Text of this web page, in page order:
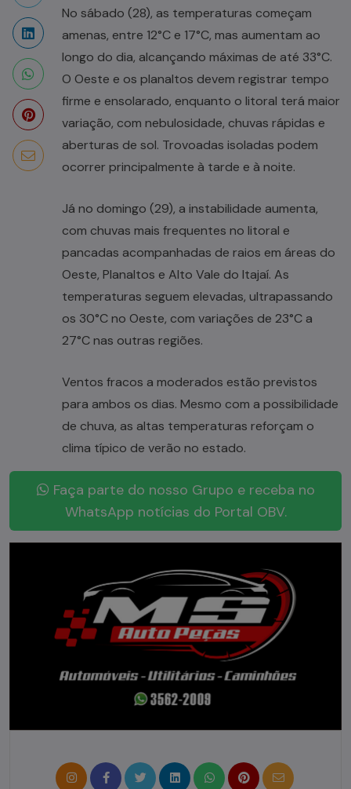
No sábado (28), as temperaturas começam
amenas, entre 12°C e 17°C, mas aumentam ao
longo do dia, alcançando máximas de até 33°C.
O Oeste e os planaltos devem registrar tempo
firme e ensolarado, enquanto o litoral terá maior
variação, com nebulosidade, chuvas rápidas e
aberturas de sol. Trovoadas isoladas podem
ocorrer principalmente à tarde e à noite.
Já no domingo (29), a instabilidade aumenta,
com chuvas mais frequentes no litoral e
pancadas acompanhadas de raios em áreas do
Oeste, Planaltos e Alto Vale do Itajaí. As
temperaturas seguem elevadas, ultrapassando
os 30°C no Oeste, com variações de 23°C a
27°C nas outras regiões.
Ventos fracos a moderados estão previstos
para ambos os dias. Mesmo com a possibilidade
de chuva, as altas temperaturas reforçam o
clima típico de verão no estado.
Faça parte do nosso Grupo e receba no
WhatsApp notícias do Portal OBV.